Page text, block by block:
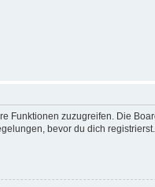
Funktionen zuzugreifen. Die
bevor du dich